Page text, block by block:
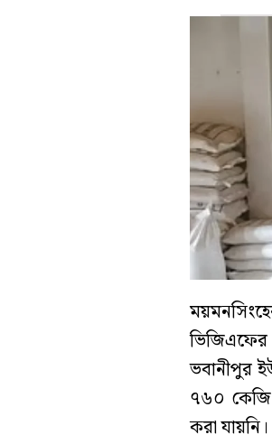
ভবানীপুর
৭৬০ কেজি
করা যায়নি।